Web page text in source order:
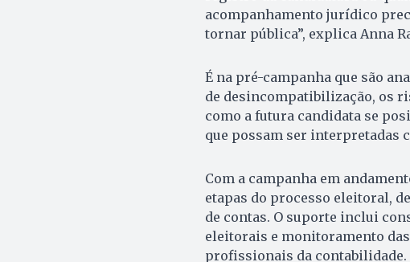
acompanhamento jurídico
tornar pública”, explica Anna
É na pré-campanha que são
de desincompatibilização, os
como a futura candidata se
que possam ser interpretadas
Com a campanha em
etapas do processo eleitoral,
de contas. O suporte inclui
eleitorais e monitoramento
profissionais da contabilidade.